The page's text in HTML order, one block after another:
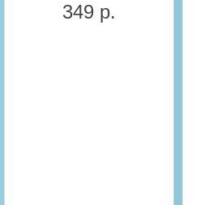
349 р.